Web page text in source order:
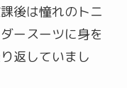
後は憧れのトニ
ースーツに身を
返していまし